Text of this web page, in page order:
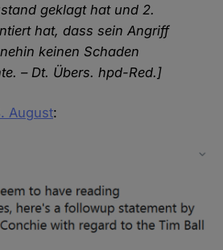
geklagt hat und 2.
hat, dass sein Angriff
keinen Schaden
– Dt. Übers. hpd-Red.]
August: